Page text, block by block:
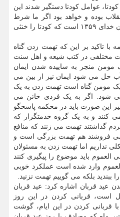
عوامل کودتا دستگیر شدند این
بوده و خواهد بود اگر ما شرط
بندگی را بجا بیاوریم خداوند همان خدای ۱۳۵۹ است که کودتا را خنثی
با تاکید بر این که تهمت زدن گناه
مختلفی در کتب شیعه و اهل سنت
مومن منجر به ساییده شدن ایمان
حل می شود ایمان نیز از بین می
مومن گناه است تهمت زدن به یک
شود. اگر به یک فردی خائن می
غیر این صورت باید در محکمه پاسخگو
کنند و به یک گروه خدمتگزار که
گذاشتند تهمت می زنند که منافع
می فروشند هم تهمت بزرگی است و
نداریم اما تهمت زدن به مسئولان
باید موضوع را پیگیری کنند
وارد شده است عملکرد خوبی
بلکه می گوییم تهمت نزنید.
عید قربان اشاره کرد: عید قربان
است، قربانی کردن در این روز
قربانی کردن در این ایام، گوشت